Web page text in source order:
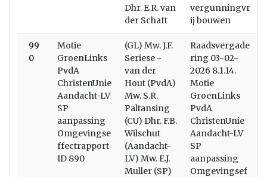
Dhr. E.R. van
der Schaft
vergunningvr
ij bouwen
99
0
Motie
GroenLinks
PvdA
ChristenUnie
Aandacht-LV
SP
aanpassing
Omgevingse
ffectrapport
ID 890
(GL) Mw. J.F.
Seriese -
van der
Hout (PvdA)
Mw. S.R.
Paltansing
(CU) Dhr. F.B.
Wilschut
(Aandacht-
LV) Mw. E.J.
Muller (SP)
Raadsvergade
ring 03-02-
2026 8.1.14.
Motie
GroenLinks
PvdA
ChristenUnie
Aandacht-LV
SP
aanpassing
Omgevingsef